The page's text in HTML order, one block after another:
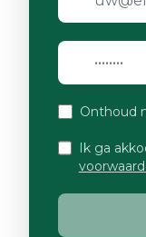
Onthoud
Ik ga